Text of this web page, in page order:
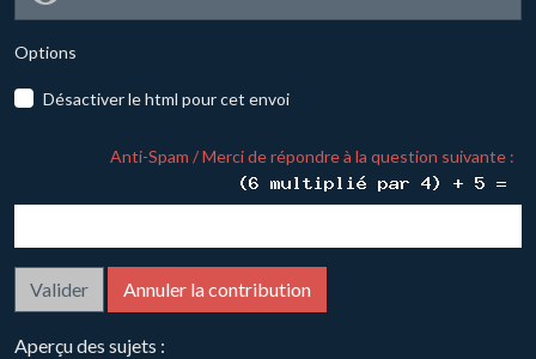
Options
Désactiver le html pour cet envoi
Anti-Spam / Merci de répondre à la question suivante :
Aperçu des sujets :